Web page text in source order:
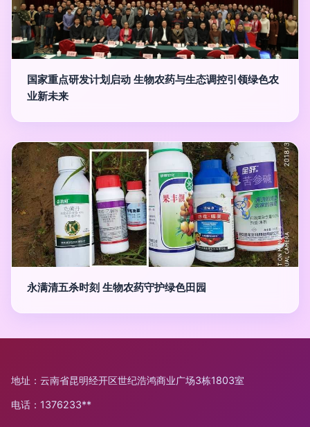
国家重点研发计划启动 生物农药与生态调控引领绿色农
业新未来
永满清五杀时刻 生物农药守护绿色田园
地址：云南省昆明经开区世纪浩鸿商业广场3栋1803室
电话：1376233**